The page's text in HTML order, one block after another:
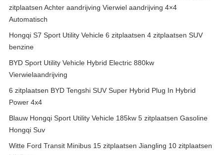
zitplaatsen Achter aandrijving Vierwiel aandrijving 4×4
Automatisch
Hongqi S7 Sport Utility Vehicle 6 zitplaatsen 4 zitplaatsen SUV
benzine
BYD Sport Utility Vehicle Hybrid Electric 880kw
Vierwielaandrijving
6 zitplaatsen BYD Tengshi SUV Super Hybrid Plug In Hybrid
Power 4x4
Blauw Hongqi Sport Utility Vehicle 185kw 5 zitplaatsen Gasoline
Hongqi Suv
Witte Ford Transit Minibus 15 zitplaatsen Jiangling 10 zitplaatsen